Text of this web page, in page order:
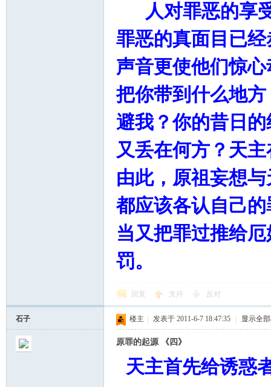
人对罪恶的享受
罪恶的真面目已
声音更使他们惊
把你带到什么地
避我？你的昔日
又丢在何方？天
由此，原祖妄想
都应该各认自己
当又把罪过推给
罚。
回复 支持 反对
石子 楼主 发表于 2011-6-7 18:47:35 显示全
原罪的起源 《四》
天主首先给诱